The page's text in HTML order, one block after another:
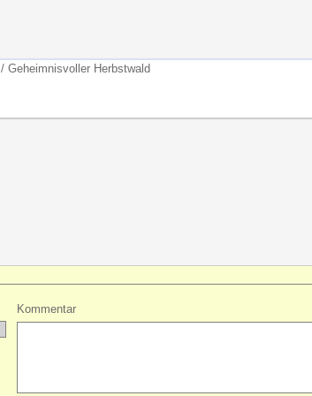
/ Geheimnisvoller Herbstwald
Kommentar